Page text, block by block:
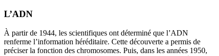
L’ADN
À partir de 1944, les scientifiques ont déterminé que l’ADN
renferme l’information héréditaire. Cette découverte a permis de
préciser la fonction des chromosomes. Puis, dans les années 1950,